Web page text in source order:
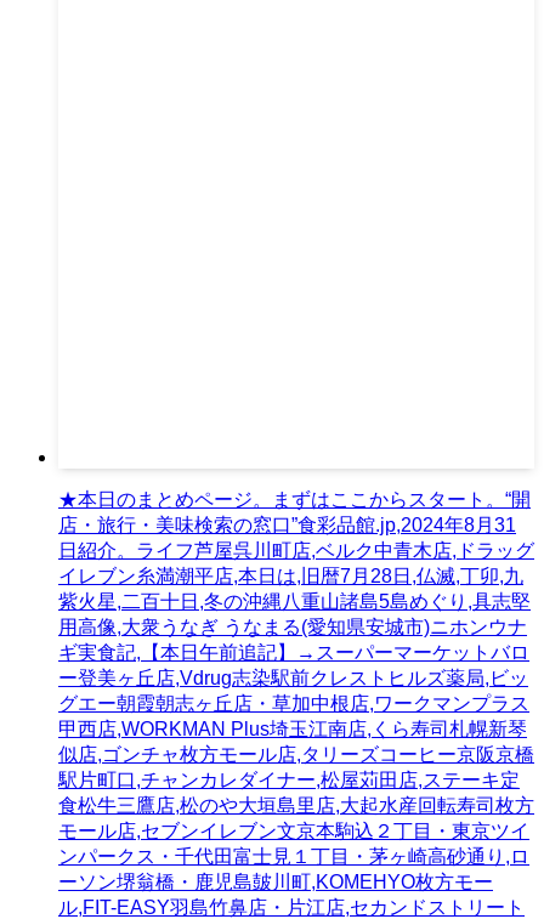
★本日のまとめページ。まずはここからスタート。“開
店・旅行・美味検索の窓口”食彩品館.jp,2024年8月31
日紹介。ライフ芦屋呉川町店,ベルク中青木店,ドラッグ
イレブン糸満潮平店,本日は,旧暦7月28日,仏滅,丁卯,九
紫火星,二百十日,冬の沖縄八重山諸島5島めぐり,具志堅
用高像,大衆うなぎ うなまる(愛知県安城市)ニホンウナ
ギ実食記,【本日午前追記】→スーパーマーケットバロ
ー登美ヶ丘店,Vdrug志染駅前クレストヒルズ薬局,ビッ
グエー朝霞朝志ヶ丘店・草加中根店,ワークマンプラス
甲西店,WORKMAN Plus埼玉江南店,くら寿司札幌新琴
似店,ゴンチャ枚方モール店,タリーズコーヒー京阪京橋
駅片町口,チャンカレダイナー,松屋苅田店,ステーキ定
食松牛三鷹店,松のや大垣島里店,大起水産回転寿司枚方
モール店,セブンイレブン文京本駒込２丁目・東京ツイ
ンパークス・千代田富士見１丁目・茅ヶ崎高砂通り,ロ
ーソン堺翁橋・鹿児島皷川町,KOMEHYO枚方モー
ル,FIT-EASY羽島竹鼻店・片江店,セカンドストリート